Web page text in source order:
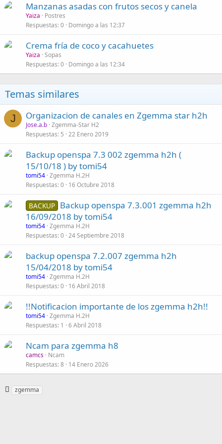
Manzanas asadas con frutos secos y canela
Yaiza
Postres
Respuestas 0 Domingo a las 12:37
Crema fría de coco y cacahuetes
Yaiza Sopas
Respuestas 0 Domingo a las 12:34
Temas similares
J Organizacion de canales en Zgemma star h2h
Jose.a.b Zgemma-Star H2
Respuestas 5 22 Enero 2019
Backup openspa 7.3 002 zgemma h2h (
15/10/18 ) by tomi54
tomi54 Zgemma H.2H
Respuestas 0 16 Octubre 2018
BACKUP Backup openspa 7.3.001 zgemma h2h
16/09/2018 by tomi54
tomi54 Zgemma H.2H
Respuestas 0 24 Septiembre 2018
backup openspa 7.2.007 zgemma h2h
15/04/2018 by tomi54
tomi54 Zgemma H.2H
Respuestas 0 16 Abril 2018
!!Notificacion importante de los zgemma h2h!!
tomi54 Zgemma H.2H
Respuestas 1 6 Abril 2018
Ncam para zgemma h8
camcs Ncam
Respuestas 8 14 Enero 2026
Ezgemma